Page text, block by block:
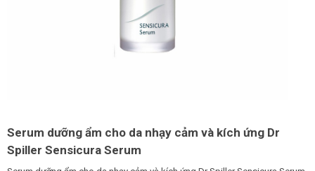
Serum dưỡng ẩm cho da nhạy cảm và kích ứng Dr
Spiller Sensicura Serum